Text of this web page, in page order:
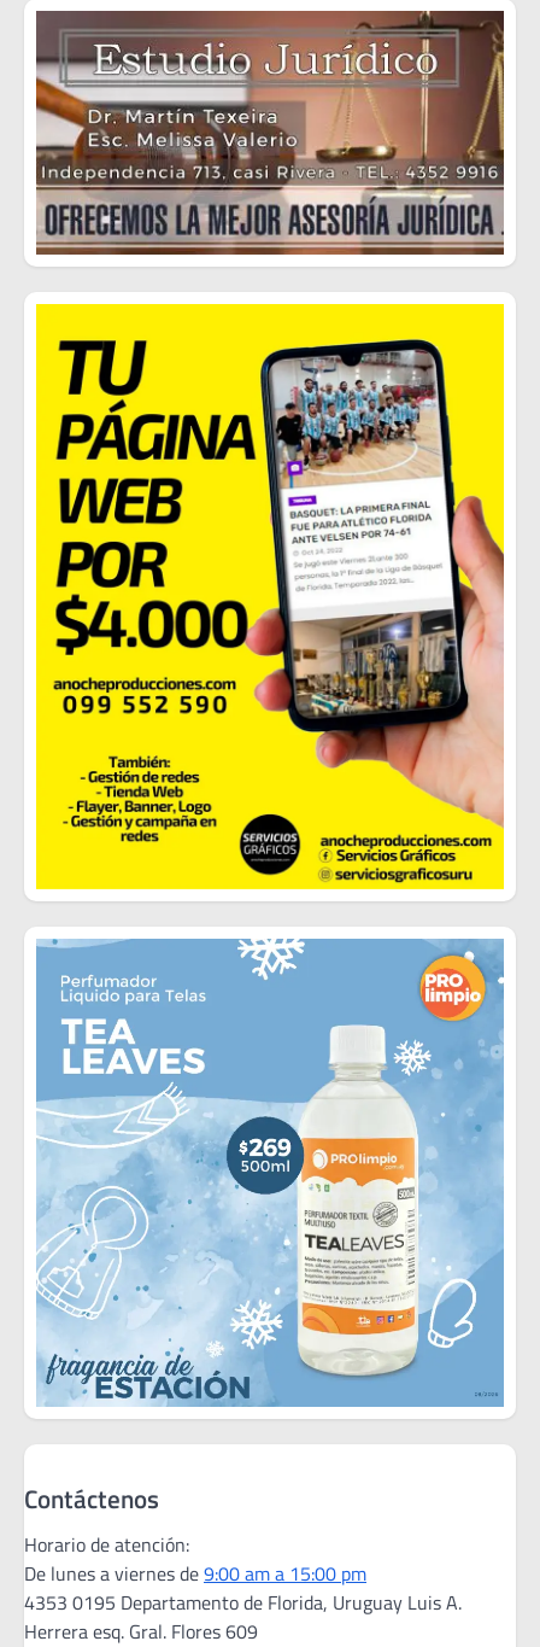
Contáctenos
Horario de atención:
De lunes a viernes de9:00 am a 15:00 pm
4353 0195 Departamento de Florida, Uruguay Luis A.
Herrera esq. Gral. Flores 609